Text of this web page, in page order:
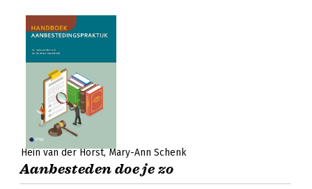
Hein van der Horst Mary-Ann Schenk
Aanbesteden doe je zo